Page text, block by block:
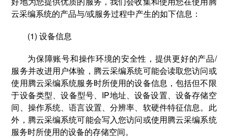
云采编系统的产品与/或服务过程中产生的如下信息：
(1) 设备信息
为保障账号和操作环境的安全性，提供更好的产品/
服务并改进用户体验，腾云采编系统可能会读取您访问或
使用腾云采编系统服务时所使用的设备信息，包括但不限
于设备类型、设备型号、IP地址、设备设置、设备存储空
间、操作系统、语言设置、分辨率、软硬件特征信息。此
外，腾云采编系统可能会写入您访问或使用腾云采编系统
服务时所使用的设备的存储空间。